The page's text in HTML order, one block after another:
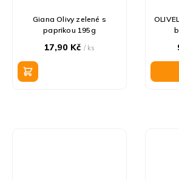
Giana Olivy zelené s
paprikou 195g
17,90 Kč/ ks